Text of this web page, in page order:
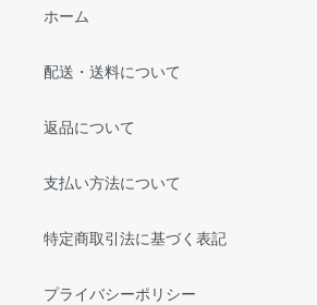
ホーム
配送・送料について
返品について
支払い方法について
特定商取引法に基づく表記
プライバシーポリシー